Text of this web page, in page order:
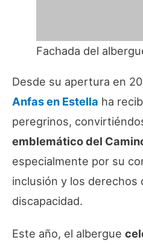
Fachada del
Desde su apertura en
Anfas en Estella ha
peregrinos,
emblemático del
especialmente por su
inclusión y los derechos
discapacidad.
Este año, el albergue